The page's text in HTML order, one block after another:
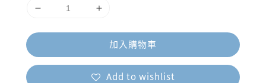
加入購物車
Add to wishlist